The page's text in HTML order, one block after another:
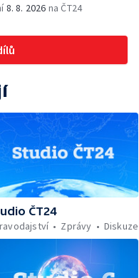
8. 8. 2026 na ČT24
ČT24
Zprávy Diskuze